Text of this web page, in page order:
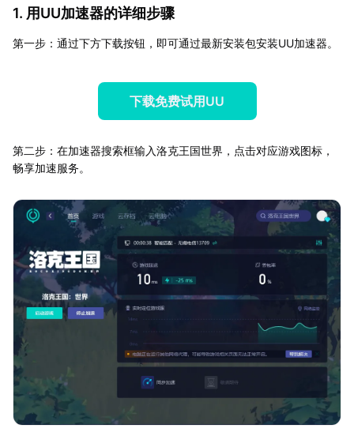
1. 用UU加速器的详细步骤
第一步：通过下方下载按钮，即可通过最新安装包安装UU加速器。
下载免费试用UU
第二步：在加速器搜索框输入洛克王国世界，点击对应游戏图标，
畅享加速服务。